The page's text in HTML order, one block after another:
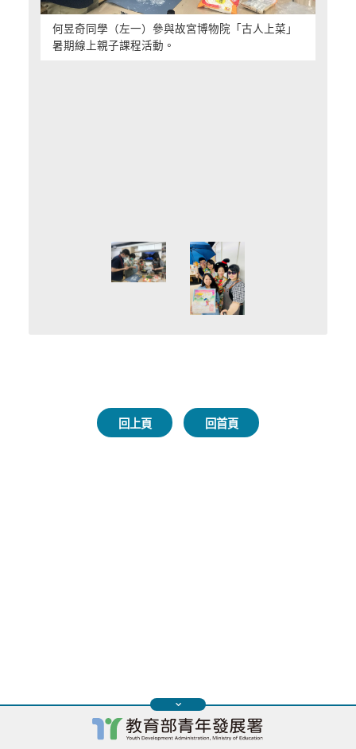
何昱奇同學（左一）參與故宮博物院「古人上菜」
暑期線上親子課程活動。
回上頁 回首頁